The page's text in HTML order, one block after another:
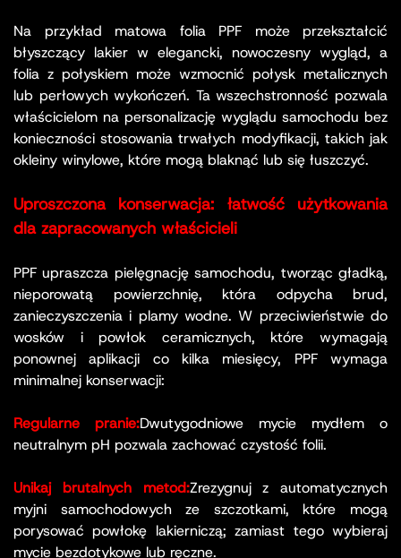
Na przykład matowa folia PPF może przekształcić
błyszczący lakier w elegancki, nowoczesny wygląd, a
folia z połyskiem może wzmocnić połysk metalicznych
lub perłowych wykończeń. Ta wszechstronność pozwala
właścicielom na personalizację wyglądu samochodu bez
konieczności stosowania trwałych modyfikacji, takich jak
okleiny winylowe, które mogą blaknąć lub się łuszczyć.
Uproszczona konserwacja: łatwość użytkowania
dla zapracowanych właścicieli
PPF upraszcza pielęgnację samochodu, tworząc gładką,
nieporowatą powierzchnię, która odpycha brud,
zanieczyszczenia i plamy wodne. W przeciwieństwie do
wosków i powłok ceramicznych, które wymagają
ponownej aplikacji co kilka miesięcy, PPF wymaga
minimalnej konserwacji:
Regularne pranie:Dwutygodniowe mycie mydłem o
neutralnym pH pozwala zachować czystość folii.
Unikaj brutalnych metod:Zrezygnuj z automatycznych
myjni samochodowych ze szczotkami, które mogą
porysować powłokę lakierniczą; zamiast tego wybieraj
mycie bezdotykowe lub ręczne.